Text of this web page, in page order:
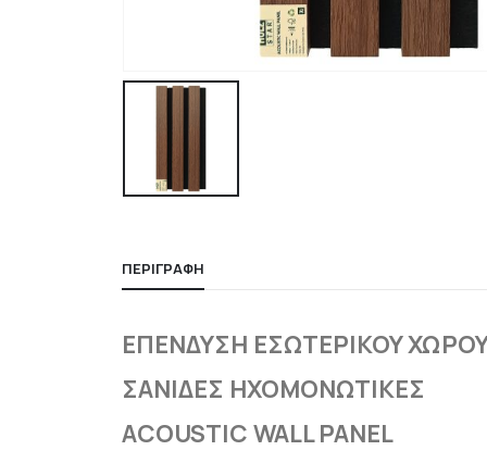
ΠΕΡΙΓΡΑΦΉ
ΕΠΕΝΔΥΣΗ ΕΣΩΤΕΡΙΚΟΥ
ΣΑΝΙΔΕΣ ΗΧΟΜΟΝΩΤΙΚΕΣ
ACOUSTIC WALL PANEL